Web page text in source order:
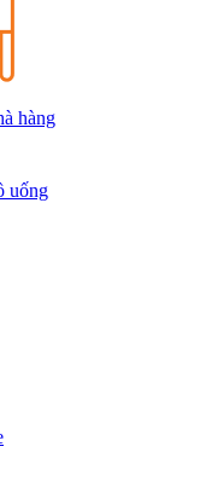
hàng
uống